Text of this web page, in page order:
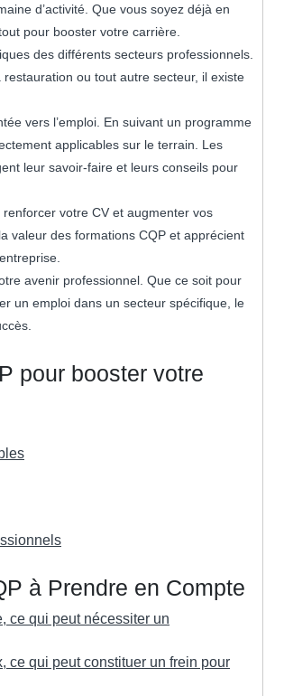
d’activité. Que vous soyez déjà en
pour booster votre carrière.
des différents secteurs professionnels.
ou tout autre secteur, il existe
vers l’emploi. En suivant un programme
applicables sur le terrain. Les
leur savoir-faire et leurs conseils pour
votre CV et augmenter vos
valeur des formations CQP et apprécient
avenir professionnel. Que ce soit pour
un emploi dans un secteur spécifique, le
pour booster votre
à Prendre en Compte
ce qui peut nécessiter un
ce qui peut constituer un frein pour